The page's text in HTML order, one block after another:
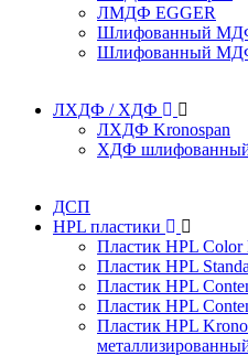
ЛМДФ EGGER
Шлифованный
Шлифованный
ЛХДФ / ХДФ
ЛХДФ Kronospan
ХДФ
ДСП
HPL пластики
Пластик HPL
Пластик HPL
Пластик HPL
Пластик HPL
Пластик HPL